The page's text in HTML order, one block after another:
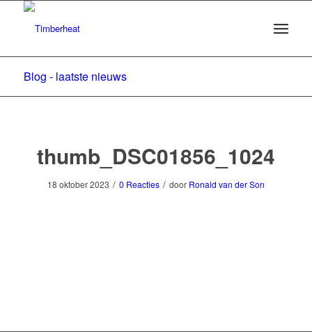
Blog - laatste nieuws
thumb_DSC01856_1024
18 oktober 2023 / 0 Reacties / door Ronald van der Son